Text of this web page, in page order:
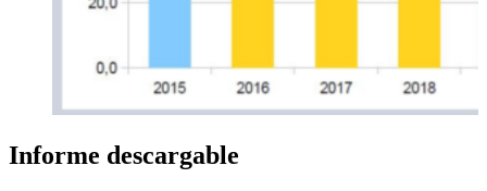
Informe descargable